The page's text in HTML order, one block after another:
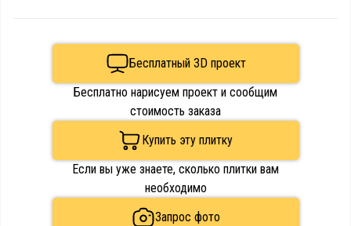
Бесплатный 3D проект
Бесплатно нарисуем проект и сообщим
стоимость заказа
Купить эту плитку
Если вы уже знаете, сколько плитки вам
необходимо
Запрос фото